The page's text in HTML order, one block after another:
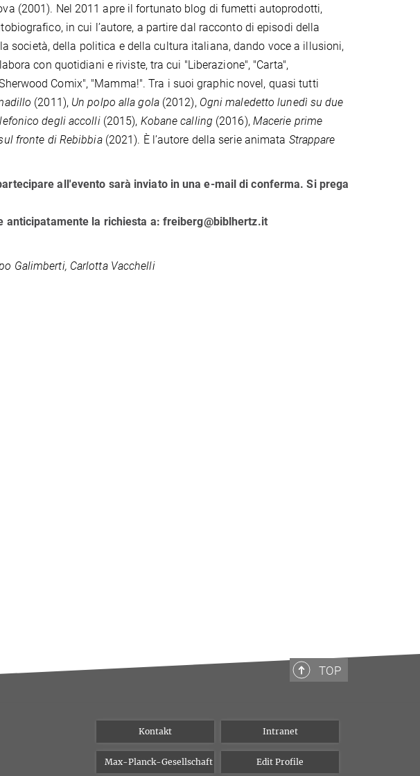
(2001). Nel 2011 apre il fortunato blog di fumetti autoprodotti,
in cui l’autore, a partire dal racconto di episodi della
società, della politica e della cultura italiana, dando voce a illusioni,
con quotidiani e riviste, tra cui "Liberazione", "Carta",
Comix", "Mamma!". Tra i suoi graphic novel, quasi tutti
(2011), Un polpo alla gola(2012), Ogni maledetto lunedì su due
degli accolli (2015), Kobane calling (2016), Macerie prime
fronte di Rebibbia(2021). È l’autore della serie animata Strappare
all'evento sarà inviato in una e-mail di conferma. Si prega
anticipatamente la richiesta a: freiberg@biblhertz.it
Galimberti, Carlotta Vacchelli
TOP
Kontakt Intranet
Max-Planck-Gesellschaft Edit Profile